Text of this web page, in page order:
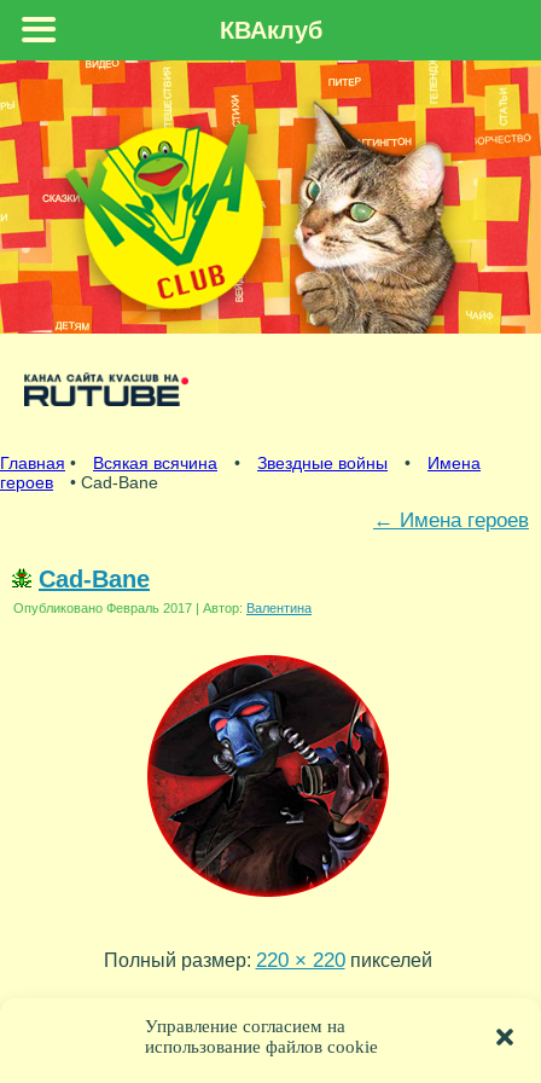
Управление согласием на
использование файлов cookie
Главная • Всякая всячина • Звездные войны •
Имена
героев
• Cad-Bane
← Имена героев
Cad-Bane
Опубликовано Февраль 2017 | Автор: Валентина
Полный размер: 220 × 220пикселей
КВАклуб